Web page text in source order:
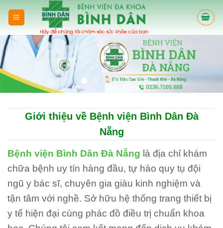
Giới thiệu về Bệnh viện Bình Dân Đà
Nẵng
Bệnh viện Bình Dân Đà Nẵng là địa chỉ khám
chữa bệnh uy tín hàng đầu, tự hào quy tụ đội
ngũ y bác sĩ, chuyên gia giàu kinh nghiệm và
tận tâm với nghề. Sở hữu hệ thống trang thiết bị
y tế hiện đại cùng phác đồ điều trị chuẩn khoa